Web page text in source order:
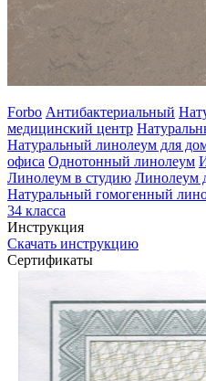
Forbo Антибактериальный
медицинский центр
Натуральный линолеум для
офиса Однотонный линолеум
Линолеум в студию Линолеум
Натуральный гомогенный
34 класса
Инструкция
Скачать инструкцию
Сертификаты